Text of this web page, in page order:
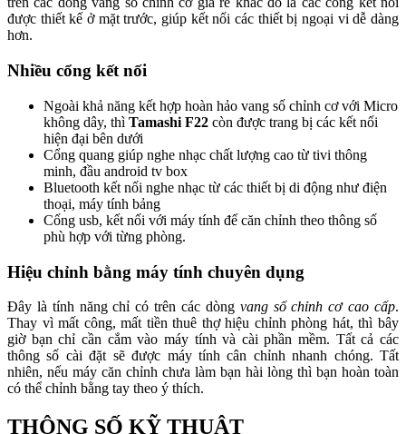
được thiết kế ở mặt trước, giúp kết nối các thiết bị ngoại vi dễ dàng
hơn.
Nhiều cổng kết nối
Ngoài khả năng kết hợp hoàn hảo vang số chỉnh cơ với Micro
không dây, thì Tamashi F22 còn được trang bị các kết nối
hiện đại bên dưới
Cổng quang giúp nghe nhạc chất lượng cao từ tivi thông
minh, đầu android tv box
Bluetooth kết nối nghe nhạc từ các thiết bị di động như điện
thoại, máy tính bảng
Cổng usb, kết nối với máy tính để căn chỉnh theo thông số
phù hợp với từng phòng.
Hiệu chỉnh bằng máy tính chuyên dụng
Đây là tính năng chỉ có trên các dòng vang số chỉnh cơ cao cấp.
Thay vì mất công, mất tiền thuê thợ hiệu chỉnh phòng hát, thì bây
giờ bạn chỉ cần cắm vào máy tính và cài phần mềm. Tất cả các
thông số cài đặt sẽ được máy tính cân chỉnh nhanh chóng. Tất
nhiên, nếu máy căn chỉnh chưa làm bạn hài lòng thì bạn hoàn toàn
có thể chỉnh bằng tay theo ý thích.
THÔNG SỐ KỸ THUẬT